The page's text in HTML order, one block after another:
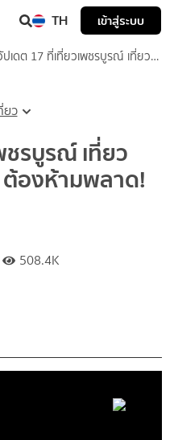
TH เข้าสู่ระบบ
เดต 17 ที่เที่ยวเพชรบูรณ์ เที่ยว
ยว
ชรบูรณ์ เที่ยว
ต้องห้ามพลาด!
508.4K